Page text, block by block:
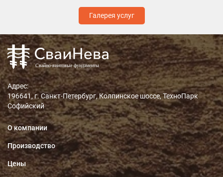
Галерея услуг
Адрес:
196641, г. Санкт-Петербург, Колпинское шоссе, ТехноПарк
Софийский
О компании
Производство
Цены